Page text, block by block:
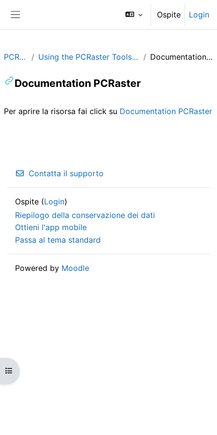
Ospite Login
Apri indice del corso
PCRaster Using the PCRaster Tools Plugin in QGIS Documentation PCRaster
Documentation PCRaster
Per aprire la risorsa fai click su Documentation PCRaster
Contatta il supporto
Ospite (Login)
Riepilogo della conservazione dei dati
Ottieni l'app mobile
Passa al tema standard
Powered by Moodle